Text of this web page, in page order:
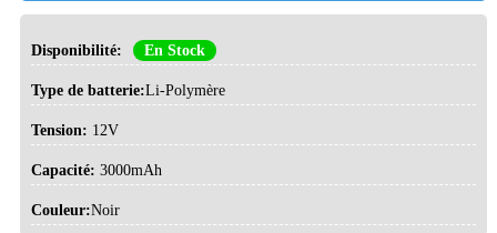
Disponibilité: En Stock
Type de batterie:Li-Polymère
Tension: 12V
Capacité: 3000mAh
Couleur:Noir